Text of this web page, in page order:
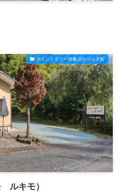
ポイントラリー対象店かつらぎ町
ルキモ）